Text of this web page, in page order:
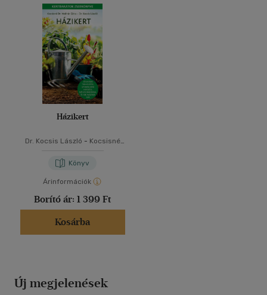
Házikert
Dr. Kocsis László - Kocsisné
Könyv
Árinformációk
Borító ár: 1 399 Ft
Kosárba
Új megjelenések